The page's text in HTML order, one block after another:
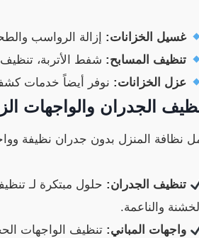
غسيل الخزانات: إزالة الرواسب
تنظيف المسابح: شفط الأتربة،
عزل الخزانات: نوفر أيضاً خدمات
نظافة المنزل بدون جدران نظيفة
تنظيف الجدران: حلول مبتكرة لـ
الخشنة والناعمة.
واجهات المباني: تنظيف الواجهات